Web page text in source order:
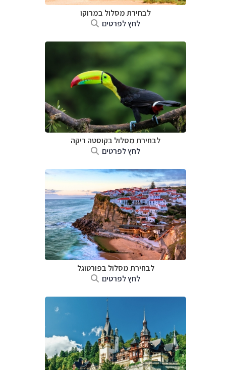
לבחירת מסלול במרוקו
לחץ לפרטים
לבחירת מסלול בקוסטה ריקה
לחץ לפרטים
לבחירת מסלול בפורטוגל
לחץ לפרטים